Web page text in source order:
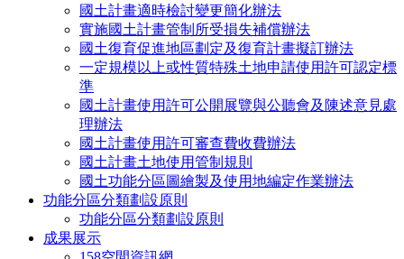
國土計畫適時檢討變更簡化辦法
實施國土計畫管制所受損失補償辦法
國土復育促進地區劃定及復育計畫擬訂辦法
一定規模以上或性質特殊土地申請使用許可認定標
準
國土計畫使用許可公開展覽與公聽會及陳述意見處
理辦法
國土計畫使用許可審查費收費辦法
國土計畫土地使用管制規則
國土功能分區圖繪製及使用地編定作業辦法
功能分區分類劃設原則
功能分區分類劃設原則
成果展示